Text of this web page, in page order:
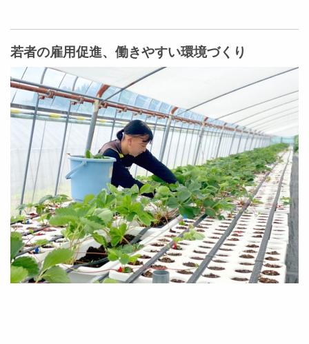
若者の雇用促進、働きやすい環境づくり